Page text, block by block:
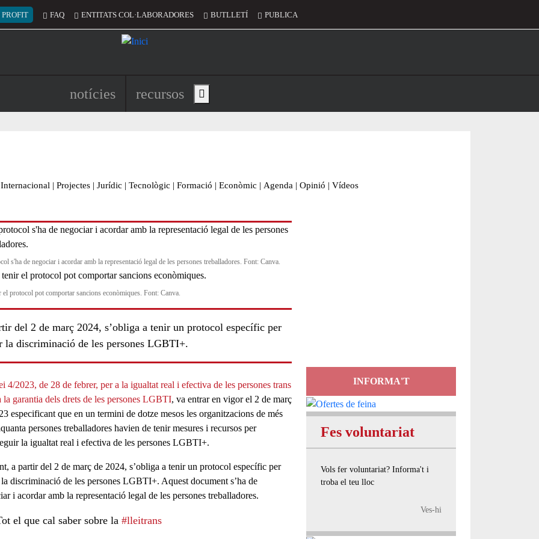
del compte d'usuari
PROFIT FAQ ENTITATS COL·LABORADORES BUTLLETÍ PUBLICA
Navegació principal de l'encapçalament
notícies recursos Show main menu
Internacional | Projectes | Jurídic | Tecnològic | Formació | Econòmic | Agenda | Opinió | Vídeos
s'ha de negociar i acordar amb la representació legal de les persones treballadores. Font: Canva.
el protocol pot comportar sancions econòmiques. Font: Canva.
del 2 de març 2024, s’obliga a tenir un protocol específic per
la discriminació de les persones LGBTI+.
4/2023, de 28 de febrer, per a la igualtat real i efectiva de les persones trans
la garantia dels drets de les persones LGBTI, va entrar en vigor el 2 de març
especificant que en un termini de dotze mesos les organitzacions de més
persones treballadores havien de tenir mesures i recursos per
la igualtat real i efectiva de les persones LGBTI+.
a partir del 2 de març de 2024, s’obliga a tenir un protocol específic per
discriminació de les persones LGBTI+. Aquest document s’ha de
i acordar amb la representació legal de les persones treballadores.
el que cal saber sobre la#lleitrans
INFORMA'T
Fes voluntariat
Vols fer voluntariat? Informa't i
troba el teu lloc
Ves-hi